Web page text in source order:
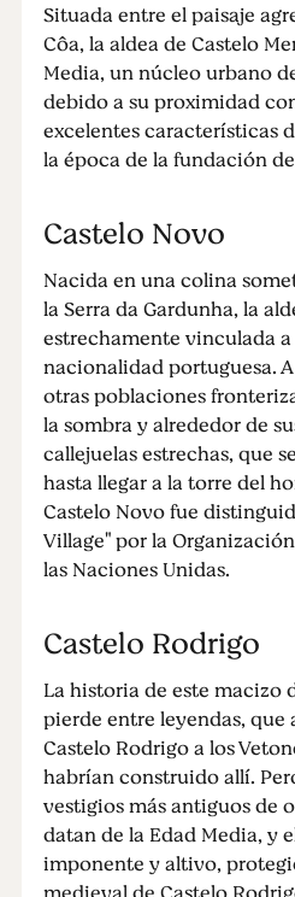
Situada entre el paisaje
Côa, la aldea de Castelo
Media, un núcleo urbano
debido a su proximidad
excelentes características
la época de la fundación
Castelo Novo
Nacida en una colina
la Serra da Gardunha, la
estrechamente vinculada
nacionalidad portuguesa.
otras poblaciones
la sombra y alrededor de
callejuelas estrechas, que
hasta llegar a la torre del
Castelo Novo fue
Village" por la
las Naciones Unidas.
Castelo Rodrigo
La historia de este macizo
pierde entre leyendas,
Castelo Rodrigo a los
habrían construido allí.
vestigios más antiguos de
datan de la Edad Media, y
imponente y altivo,